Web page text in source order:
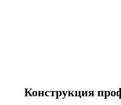
Конструкция